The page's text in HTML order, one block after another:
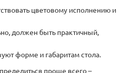
цветовому исполнению и
должен быть практичный,
форме и габаритам стола.
проще всего –